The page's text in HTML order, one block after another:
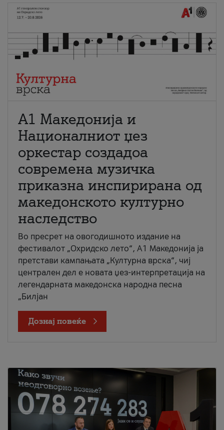
А1 Македонија и
Националниот џез
оркестар создадоа
современа музичка
приказна инспирирана од
македонското културно
наследство
Во пресрет на овогодишното издание на
фестивалот „Охридско лето“, А1 Македонија ја
претстави кампањата „Културна врска“, чиј
централен дел е новата џез-интерпретација на
легендарната македонска народна песна
„Билјан
Дознај повеќе